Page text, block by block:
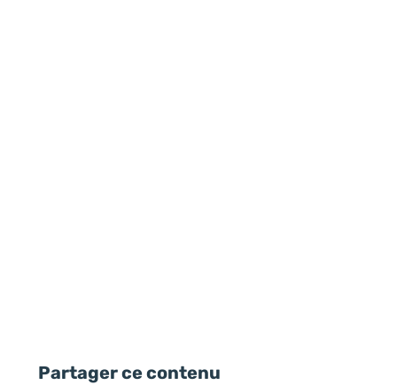
Partager ce contenu